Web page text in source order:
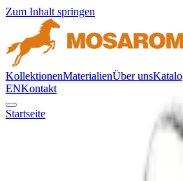
Zum Inhalt springen
KollektionenMaterialienÜber uns
ENKontakt
Startseite